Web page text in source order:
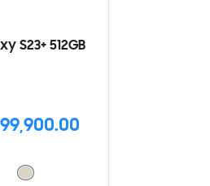
S23+ 512GB